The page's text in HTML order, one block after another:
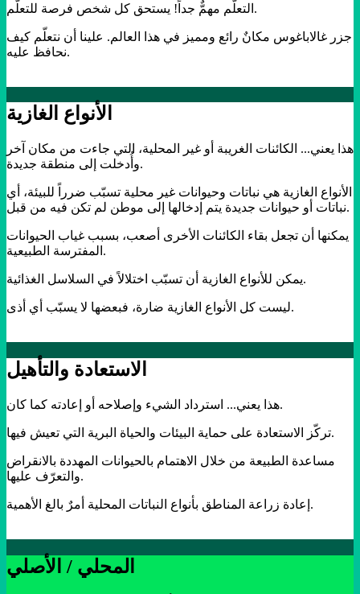
التعلّم مهمٌّ جداً! يستحق كل شخص فرصة للتعلّم.
جزر غالاباغوس مكانٌ رائع ومميز في هذا العالم. علينا أن نتعلّم كيف
نحافظ عليه.
الأنواع الغازية
هذا يعني... الكائنات الغريبة أو غير المحلية، التي جاءت من مكان آخر
وأُدخلت إلى منطقة جديدة.
الأنواع الغازية هي نباتات وحيوانات غير محلية تسبّب ضرراً للبيئة، أي
نباتات أو حيوانات جديدة يتم إدخالها إلى موطن لم تكن فيه من قبل.
يمكنها أن تجعل بقاء الكائنات الأخرى أصعب، بسبب غياب الحيوانات
المفترسة الطبيعية.
يمكن للأنواع الغازية أن تسبّب اختلالاً في السلاسل الغذائية.
ليست كل الأنواع الغازية ضارة، فبعضها لا يسبّب أي أذى.
الاستعادة والتأهيل
هذا يعني... استرداد الشيء وإصلاحه أو إعادته كما كان.
تركّز الاستعادة على حماية البيئات والحياة البرية التي تعيش فيها.
مساعدة الطبيعة من خلال الاهتمام بالحيوانات المهددة بالانقراض
والتعرّف عليها.
إعادة زراعة المناطق بأنواع النباتات المحلية أمرٌ بالغ الأهمية.
المحلي / الأصلي